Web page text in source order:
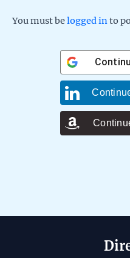
You must belogged into